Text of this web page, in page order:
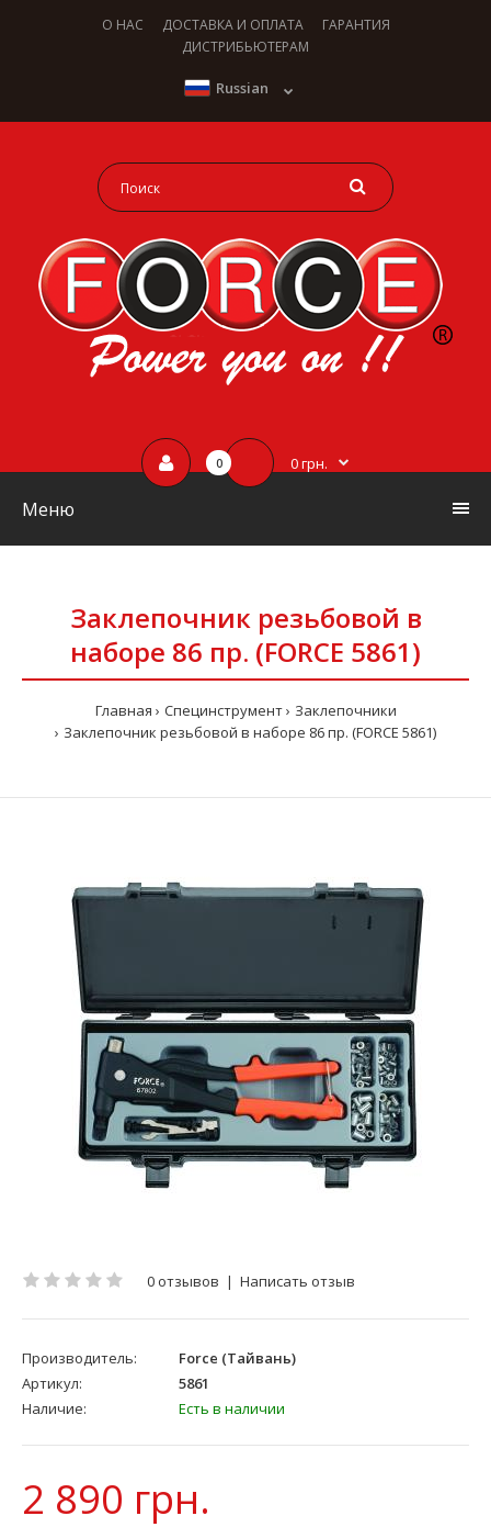
О НАС ДОСТАВКА И ОПЛАТА
ГАРАНТИЯ
ДИСТРИБЬЮТЕРАМ
Russian
0 0 грн.
Меню
Заклепочник резьбовой в
наборе 86 пр. (FORCE 5861)
Главная Специнструмент
Заклепочники
Заклепочник резьбовой в наборе 86 пр. (FORCE 5861)
0 отзывов | Написать отзыв
Производитель:
Force (Тайвань)
Артикул:
5861
Наличие:
Есть в наличии
2 890 грн.